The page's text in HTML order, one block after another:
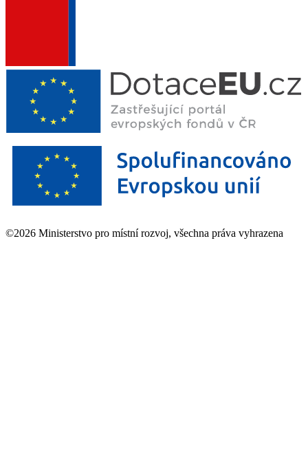
©2026 Ministerstvo pro místní rozvoj, všechna práva vyhrazena